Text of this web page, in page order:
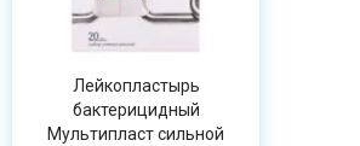
Лейкопластырь
бактерицидный
Мультипласт сильной